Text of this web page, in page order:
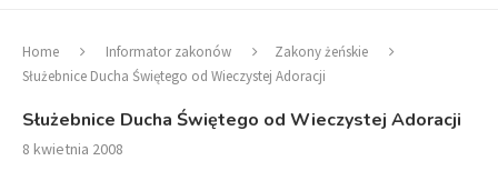
Home Informator zakonów
Zakony żeńskie
Służebnice Ducha Świętego od Wieczystej Adoracji
Służebnice Ducha Świętego od Wieczystej Adoracji
8 kwietnia 2008